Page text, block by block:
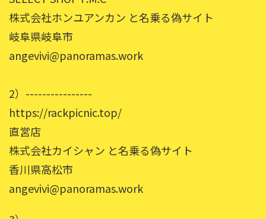
株式会社ホンユアンカン と名乗る偽サイト
岐阜県岐阜市
angevivi@panoramas.work
2）----------------
https://rackpicnic.top/
直営店
株式会社カイシャン と名乗る偽サイト
香川県高松市
angevivi@panoramas.work